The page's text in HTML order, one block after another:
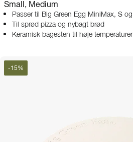
Small, Medium
Passer til Big Green Egg MiniMax, S og
Til sprød pizza og nybagt brød
Keramisk bagesten til høje temperaturer
-15%